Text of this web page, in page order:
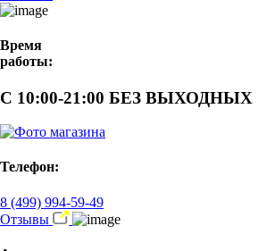
Время
работы:
С 10:00-21:00 БЕЗ ВЫХОДНЫХ
Телефон:
8 (499) 994-59-49
Отзывы